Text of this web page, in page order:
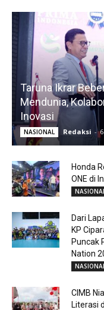
Taruna Ikrar
Mendunia,
Inovasi
NASIONAL Redaksi -
Honda
ONE di
Dari
KP
Puncak
Nation
CIMB
Literasi